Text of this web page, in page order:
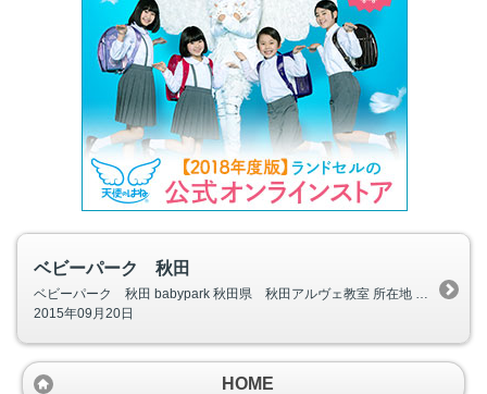
ベビーパーク 秋田
2015年09月20日
HOME